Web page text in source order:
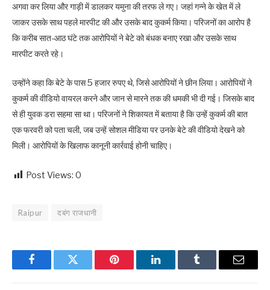
अगवा कर लिया और गाड़ी में डालकर यमुना की तरफ ले गए। जहां गन्ने के खेत में ले
जाकर उसके साथ पहले मारपीट की और उसके बाद कुकर्म किया। परिजनों का आरोप है
कि करीब सात-आठ घंटे तक आरोपियों ने बेटे को बंधक बनाए रखा और उसके साथ
मारपीट करते रहे।
उन्होंने कहा कि बेटे के पास 5 हजार रुपए थे, जिसे आरोपियों ने छीन लिया। आरोपियों ने
कुकर्म की वीडियो वायरल करने और जान से मारने तक की धमकी भी दी गई। जिसके बाद
से ही युवक डरा सहमा सा था। परिजनों ने शिकायत में बताया है कि उन्हें कुकर्म की बात
एक फरवरी को पता चली, जब उन्हें सोशल मीडिया पर उनके बेटे की वीडियो देखने को
मिली। आरोपियों के खिलाफ कानूनी कार्रवाई होनी चाहिए।
Post Views: 0
Raipur दबंग राजधानी
FacebookTwitter Pinterest LinkedInTumblr Email